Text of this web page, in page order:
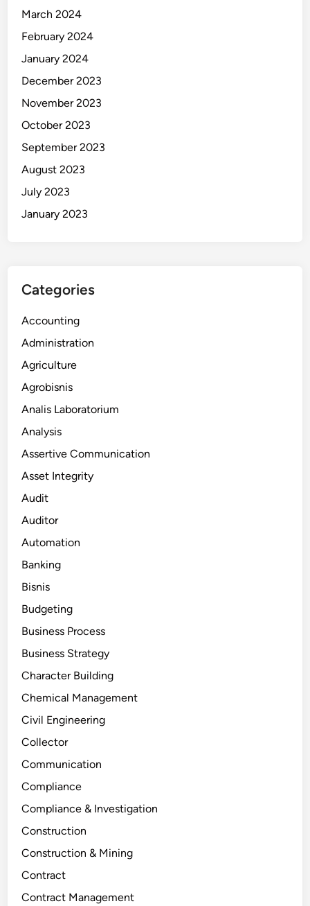
March 2024
February 2024
January 2024
December 2023
November 2023
October 2023
September 2023
August 2023
July 2023
January 2023
Categories
Accounting
Administration
Agriculture
Agrobisnis
Analis Laboratorium
Analysis
Assertive Communication
Asset Integrity
Audit
Auditor
Automation
Banking
Bisnis
Budgeting
Business Process
Business Strategy
Character Building
Chemical Management
Civil Engineering
Collector
Communication
Compliance
Compliance & Investigation
Construction
Construction & Mining
Contract
Contract Management